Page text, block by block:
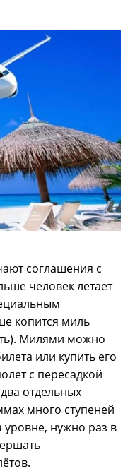
соглашения с
человек летает
копится миль
Милями можно
или купить его
с пересадкой
отдельных
много ступеней
нужно раз в